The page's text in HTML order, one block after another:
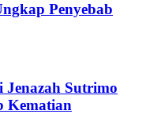
Penyebab
Jenazah Sutrimo
Kematian